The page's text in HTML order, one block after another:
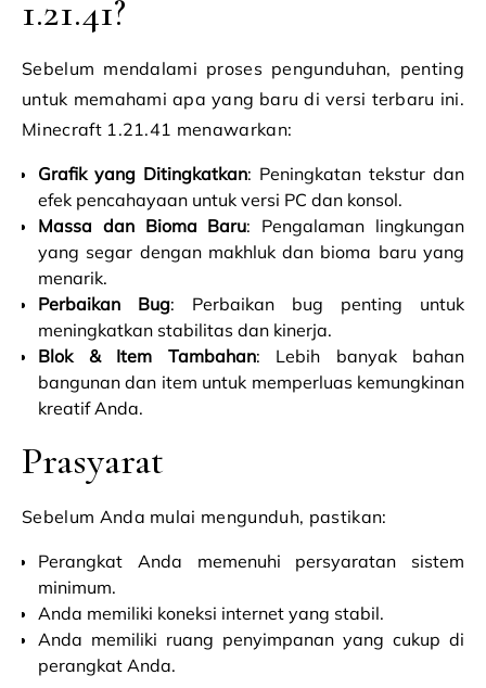
1.21.41?
Sebelum mendalami proses pengunduhan, penting
untuk memahami apa yang baru di versi terbaru ini.
Minecraft 1.21.41 menawarkan:
Grafik yang Ditingkatkan: Peningkatan tekstur dan
efek pencahayaan untuk versi PC dan konsol.
Massa dan Bioma Baru: Pengalaman lingkungan
yang segar dengan makhluk dan bioma baru yang
menarik.
Perbaikan Bug: Perbaikan bug penting untuk
meningkatkan stabilitas dan kinerja.
Blok & Item Tambahan: Lebih banyak bahan
bangunan dan item untuk memperluas kemungkinan
kreatif Anda.
Prasyarat
Sebelum Anda mulai mengunduh, pastikan:
Perangkat Anda memenuhi persyaratan sistem
minimum.
Anda memiliki koneksi internet yang stabil.
Anda memiliki ruang penyimpanan yang cukup di
perangkat Anda.